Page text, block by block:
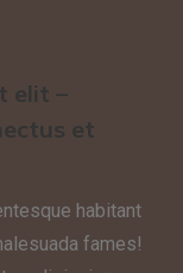
elit –
et
habitant
fames!